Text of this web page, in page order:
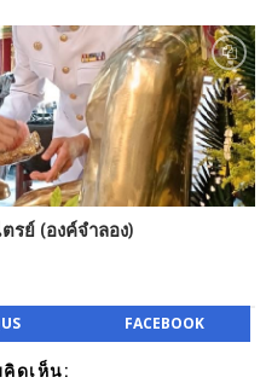
รย์ (องค์จำลอง)
FACEBOOK
ดเห็น: